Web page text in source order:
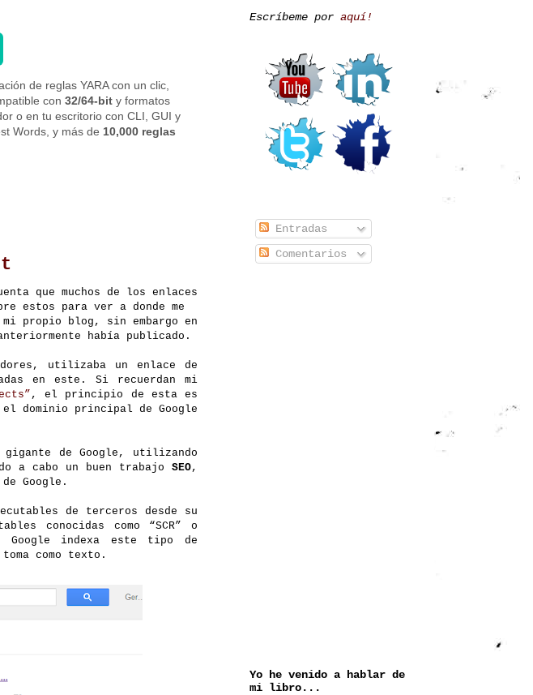
de reglas YARA con un clic,
con 32/64-bit y formatos
o en tu escritorio con CLI, GUI y
Words, y más de 10,000 reglas
que muchos de los enlaces
estos para ver a donde me
mi propio blog, sin embargo en
había publicado.
utilizaba un enlace de
en este. Si recuerdan mi
, el principio de esta es
dominio principal de Google
de Google, utilizando
a cabo un buen trabajoSEO,
Google.
de terceros desde su
conocidas como “SCR” o
Google indexa este tipo de
como texto.
Escríbeme por aquí!
Entradas
Comentarios
Yo he venido a hablar de
mi libro...